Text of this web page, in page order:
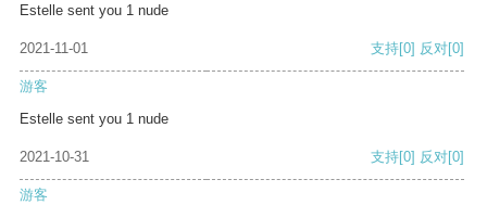
Estelle sent you 1 nude
2021-11-01 支持[0] 反对[0]
游客
Estelle sent you 1 nude
2021-10-31 支持[0] 反对[0]
游客